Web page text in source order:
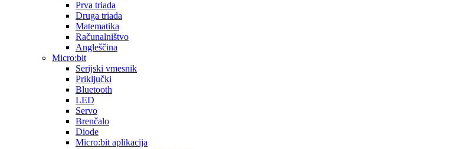
Prva triada
Druga triada
Matematika
Računalništvo
Angleščina
Micro:bit
Serijski vmesnik
Priključki
Bluetooth
LED
Servo
Brenčalo
Diode
Micro:bit aplikacija